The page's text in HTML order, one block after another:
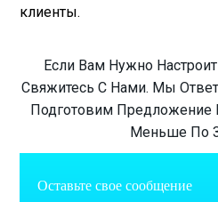
клиенты.
Если Вам Нужно
Свяжитесь С Нами. Мы
Подготовим Предложение
Меньше По
Оставьте свое сообщение